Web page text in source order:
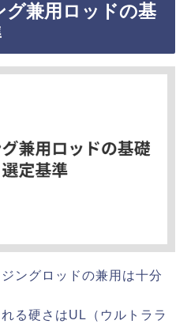
グ兼用ロッドの基
ングロッドの兼用は十分
る硬さはUL（ウルトララ